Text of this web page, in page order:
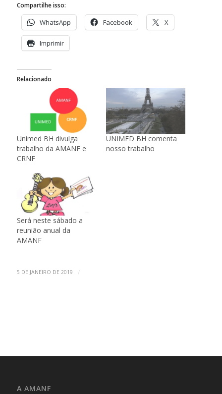
Compartilhe isso:
WhatsApp Facebook X
Imprimir
Relacionado
Unimed BH divulga
trabalho da AMANF e
CRNF
UNIMED BH comenta
nosso trabalho
Será neste sábado a
reunião anual da
AMANF
5 DE JANEIRO DE 2019 /
A AMANF